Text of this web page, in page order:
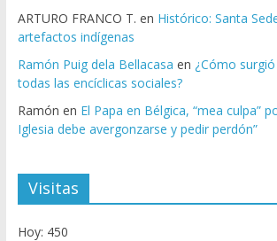
ARTURO FRANCO T. en Histórico: Santa
artefactos indígenas
Ramón Puig dela Bellacasa en ¿Cómo
todas las encíclicas sociales?
Ramón en El Papa en Bélgica, “mea culpa”
Iglesia debe avergonzarse y pedir perdón”
Visitas
Hoy: 450